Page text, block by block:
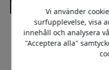
1
Vi använder
surfupplevelse, visa
innehåll och analysera
"Acceptera alla"